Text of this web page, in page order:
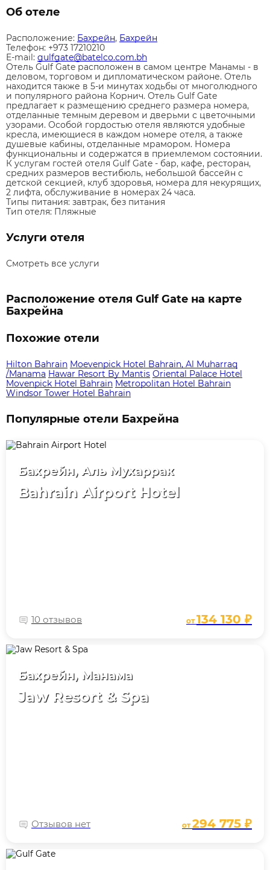
Об отеле
Расположение: Бахрейн, Бахрейн
Телефон: +973 17210210
E-mail: gulfgate@batelco.com.bh
Отель Gulf Gate расположен в самом центре Манамы - в
деловом, торговом и дипломатическом районе. Отель
находится также в 5-и минутах ходьбы от многолюдного
и популярного района Корнич. Отель Gulf Gate
предлагает к размещению среднего размера номера,
отделанные темным деревом и дверьми с цветочными
узорами. Особой гордостью отеля являются удобные
кресла, имеющиеся в каждом номере отеля, а также
душевые кабины, отделанные мрамором. Номера
функциональны и содержатся в приемлемом состоянии.
К услугам гостей отеля Gulf Gate - бар, кафе, ресторан,
средних размеров вестибюль, небольшой бассейн с
детской секцией, клуб здоровья, номера для некурящих,
2 лифта, обслуживание в номерах 24 часа.
Типы питания: завтрак, без питания
Тип отеля: Пляжные
Услуги отеля
Смотреть все услуги
Расположение отеля Gulf Gate на карте
Бахрейна
Похожие отели
Hilton Bahrain Moevenpick Hotel Bahrain, Al Muharraq
/Manama Hawar Resort By Mantis Oriental Palace Hotel
Movenpick Hotel Bahrain Metropolitan Hotel Bahrain
Windsor Tower Hotel Bahrain
Популярные отели Бахрейна
Бахрейн, Аль Мухаррак
Bahrain Airport Hotel
10 отзывов от134 130 ₽
Бахрейн, Манама
Jaw Resort & Spa
Отзывов нет от294 775 ₽